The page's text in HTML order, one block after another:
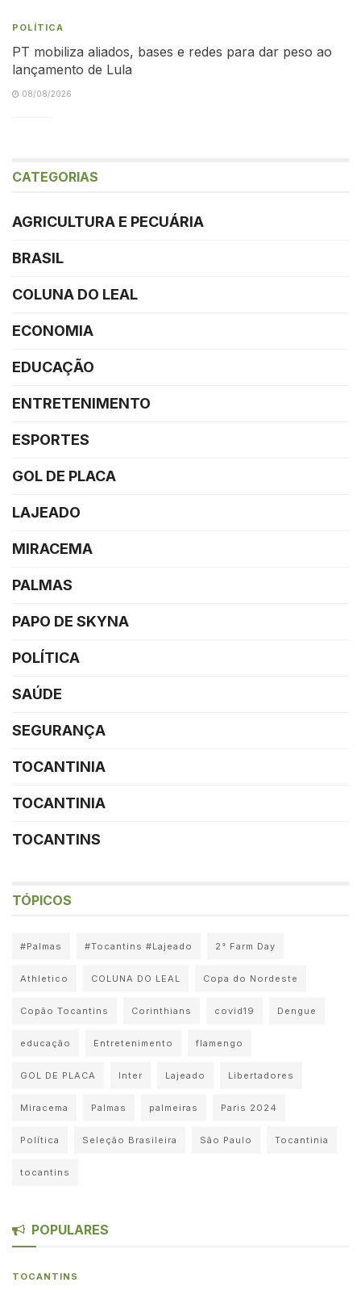
POLÍTICA
PT mobiliza aliados, bases e redes para dar peso ao
lançamento de Lula
08/08/2026
CATEGORIAS
AGRICULTURA E PECUÁRIA
BRASIL
COLUNA DO LEAL
ECONOMIA
EDUCAÇÃO
ENTRETENIMENTO
ESPORTES
GOL DE PLACA
LAJEADO
MIRACEMA
PALMAS
PAPO DE SKYNA
POLÍTICA
SAÚDE
SEGURANÇA
TOCANTINIA
TOCANTINIA
TOCANTINS
TÓPICOS
#Palmas #Tocantins #Lajeado 2° Farm Day
Athletico COLUNA DO LEAL Copa do Nordeste
Copão Tocantins Corinthians covid19 Dengue
educação Entretenimento flamengo
GOL DE PLACA Inter Lajeado Libertadores
Miracema Palmas palmeiras Paris 2024
Política Seleção Brasileira São Paulo Tocantinia
tocantins
POPULARES
TOCANTINS